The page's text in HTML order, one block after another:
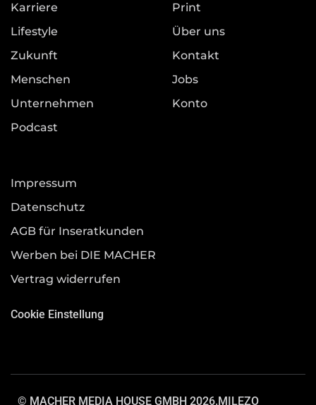
Karriere
Lifestyle
Zukunft
Menschen
Unternehmen
Podcast
Print
Über uns
Kontakt
Jobs
Konto
Impressum
Datenschutz
AGB für Inseratkunden
Werben bei DIE MACHER
Vertrag widerrufen
Cookie Einstellung
© MACHER MEDIA HOUSE GMBH 2026.MILEZO